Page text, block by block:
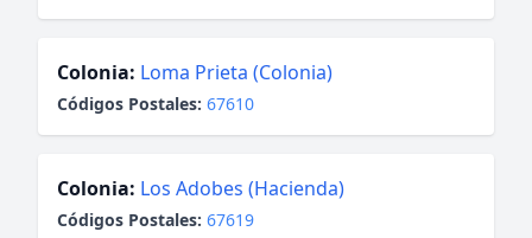
Colonia: Loma Prieta (Colonia)
Códigos Postales: 67610
Colonia: Los Adobes (Hacienda)
Códigos Postales: 67619